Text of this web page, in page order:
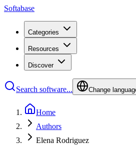
Softabase
Categories
Resources
Discover
Search software... Change
Home
Authors
Elena Rodriguez